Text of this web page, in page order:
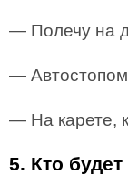
— Полечу на
—
— На карете,
5. Кто